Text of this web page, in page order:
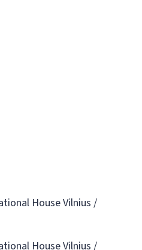
House Vilnius /
House Vilnius /